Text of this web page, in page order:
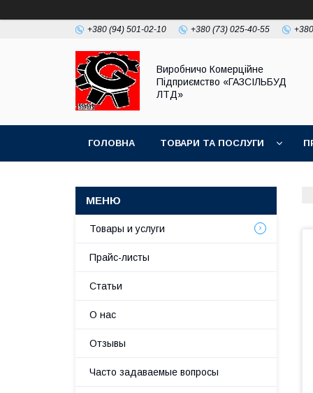
+380 (94) 501-02-10 +380 (73) 025-40-55
Виробничо Комерційне
Підприємство «ГАЗСIЛЬБУД
ЛТД»
ГОЛОВНА ТОВАРИ ТА ПОСЛУГИ
Товары и услуги
Прайс-листы
Статьи
О нас
Отзывы
Часто задаваемые вопросы